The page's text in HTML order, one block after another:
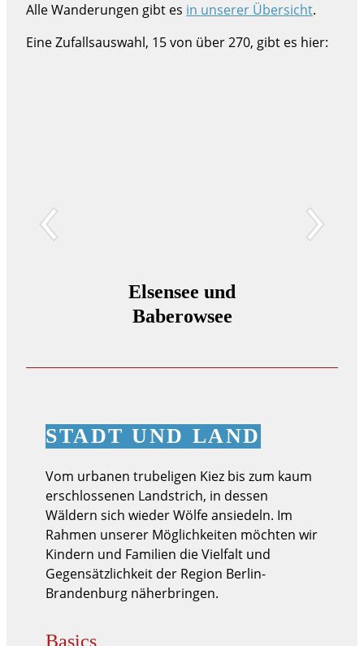
Alle Wanderungen gibt es in unserer Übersicht.
Eine Zufallsauswahl, 15 von über 270, gibt es hier:
Elsensee und
Baberowsee
STADT UND LAND
Vom urbanen trubeligen Kiez bis zum kaum
erschlossenen Landstrich, in dessen
Wäldern sich wieder Wölfe ansiedeln. Im
Rahmen unserer Möglichkeiten möchten wir
Kindern und Familien die Vielfalt und
Gegensätzlichkeit der Region Berlin-
Brandenburg näherbringen.
Basics